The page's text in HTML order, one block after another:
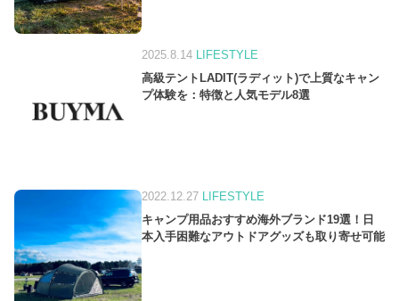
2025.8.14
LIFESTYLE
高級テントLADIT(ラディット)で上質なキャン
プ体験を：特徴と人気モデル8選
2022.12.27
LIFESTYLE
キャンプ用品おすすめ海外ブランド19選！日
本入手困難なアウトドアグッズも取り寄せ可能